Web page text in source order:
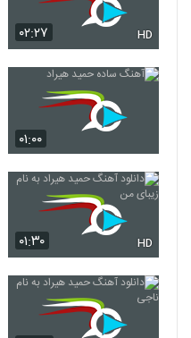
۰۲:۲۷ HD
۰۱:۰۰
۰۱:۳۰ HD